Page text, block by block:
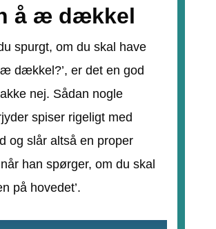
å æ dækkel
spurgt, om du skal have
dækkel?’, er det en god
nej. Sådan nogle
spiser rigeligt med
og slår altså en proper
han spørger, om du skal
på hovedet’.